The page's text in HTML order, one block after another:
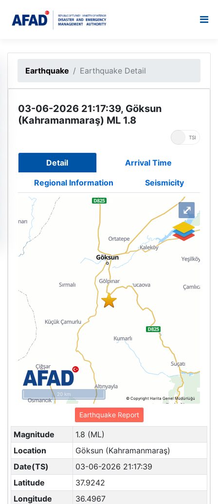
Earthquake Earthquake Detail
03-06-2026 21:17:39, Göksun
(Kahramanmaraş) ML 1.8
TSI
Detail Arrival Time
Regional Information Seismicity
© Copyright Harita Genel Müdürlüğü
20 km
⤢
Earthquake Report
Magnitude
1.8 (ML)
Location
Göksun (Kahramanmaraş)
Date(TS)
03-06-2026 21:17:39
Latitude
37.9242
Longitude
36.4967